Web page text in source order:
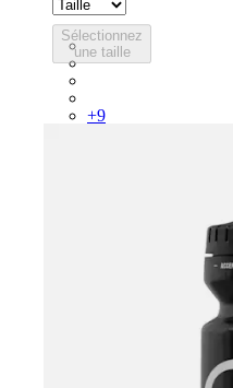
Sélectionnez
une taille
PSK08XXWHB
PSK08XXBLW
+9